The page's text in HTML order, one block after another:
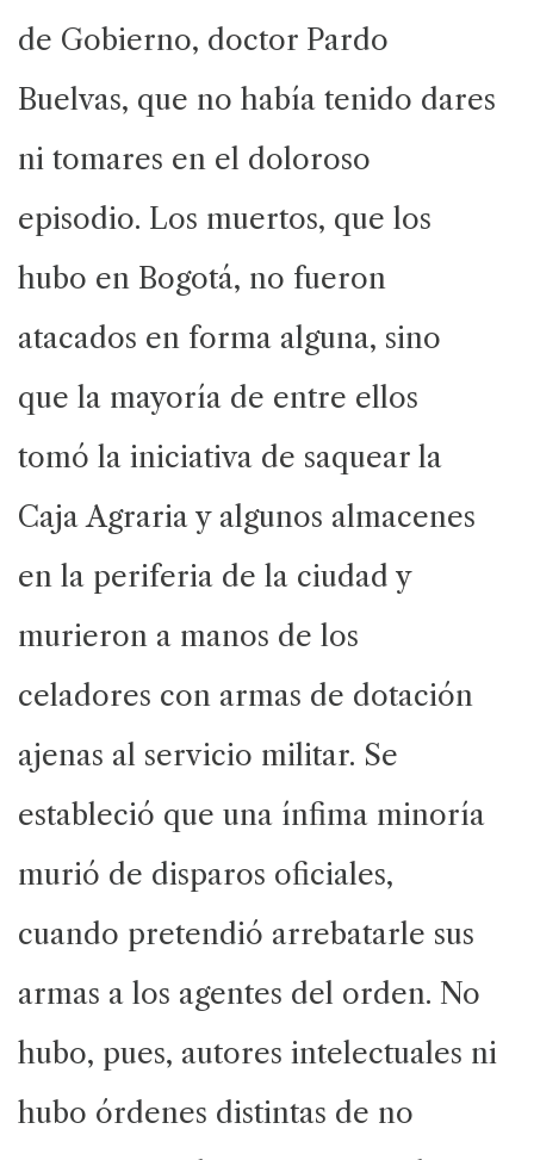
de Gobierno, doctor Pardo
Buelvas, que no había tenido dares
ni tomares en el doloroso
episodio. Los muertos, que los
hubo en Bogotá, no fueron
atacados en forma alguna, sino
que la mayoría de entre ellos
tomó la iniciativa de saquear la
Caja Agraria y algunos almacenes
en la periferia de la ciudad y
murieron a manos de los
celadores con armas de dotación
ajenas al servicio militar. Se
estableció que una ínfima minoría
murió de disparos oficiales,
cuando pretendió arrebatarle sus
armas a los agentes del orden. No
hubo, pues, autores intelectuales ni
hubo órdenes distintas de no